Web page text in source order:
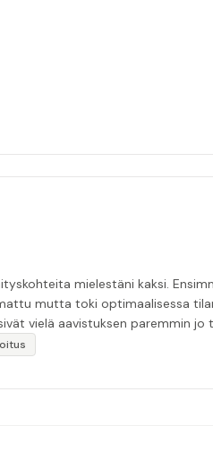
mielestäni kaksi.
mutta toki optimaalisessa
vielä aavistuksen paremmin